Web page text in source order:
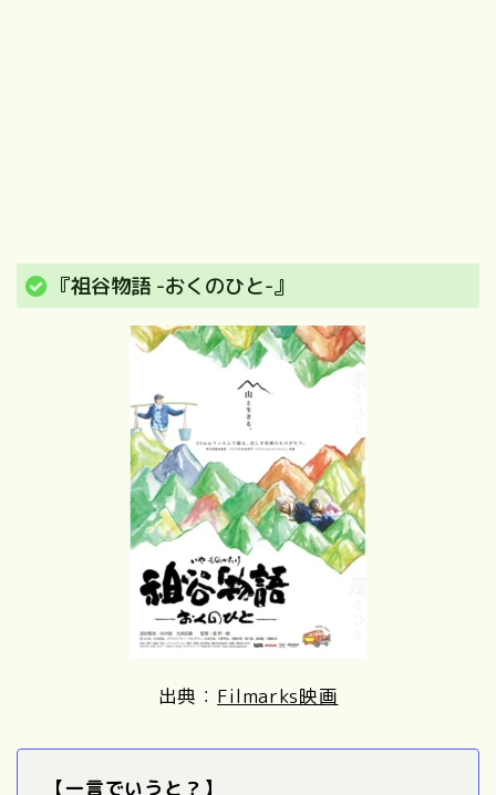
『祖谷物語 -おくのひと-』
出典： Filmarks映画
【一言でいうと？】